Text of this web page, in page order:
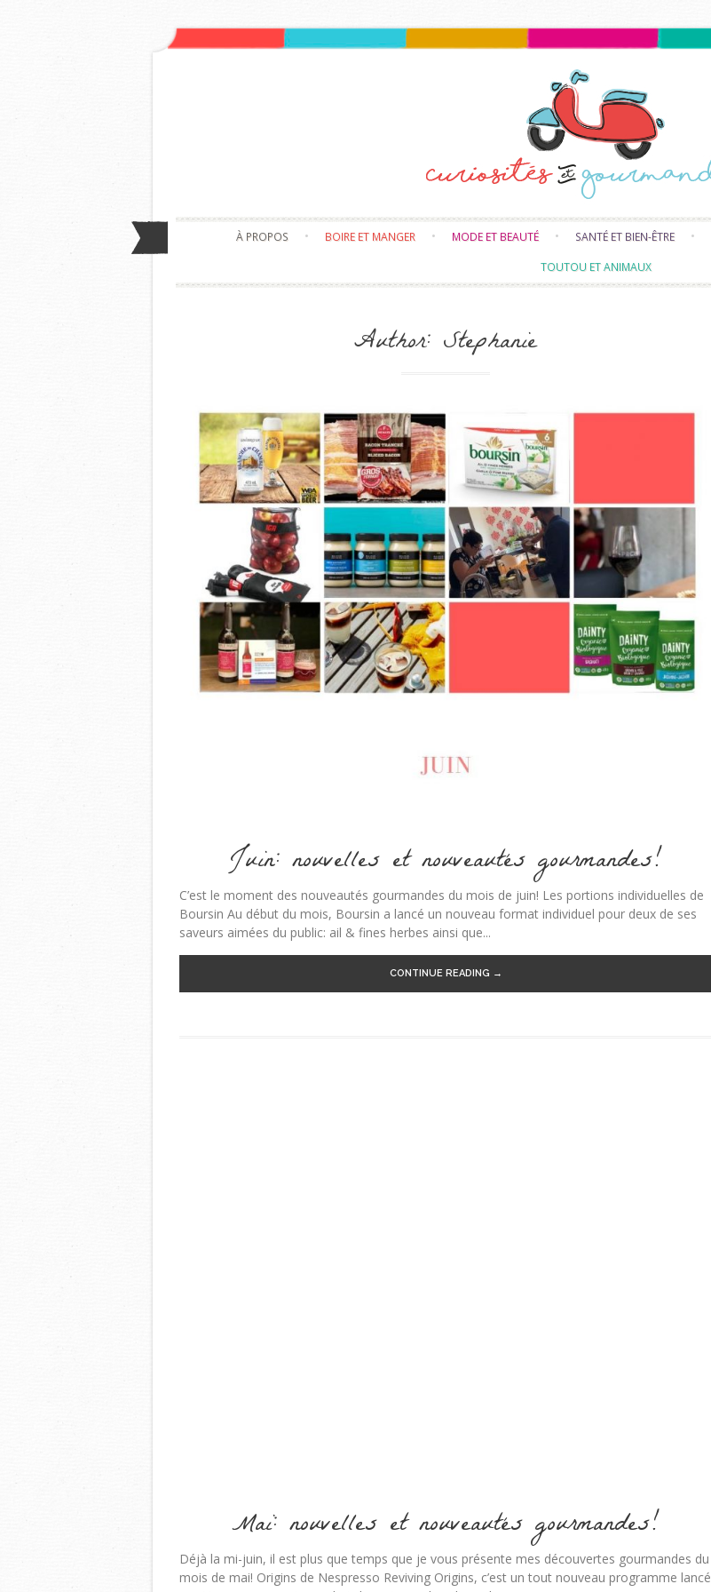
Skip to content
À PROPOS BOIRE ET MANGER MODE ET BEAUTÉ SANTÉ ET BIEN-ÊTRE
TOUTOU ET ANIMAUX
Author: Stephanie
Juin: nouvelles et nouveautés gourmandes!
C’est le moment des nouveautés gourmandes du mois de juin! Les portions individuelles de
Boursin Au début du mois, Boursin a lancé un nouveau format individuel pour deux de ses
saveurs aimées du public: ail & fines herbes ainsi que...
CONTINUE READING →
Mai: nouvelles et nouveautés gourmandes!
Déjà la mi-juin, il est plus que temps que je vous présente mes découvertes gourmandes du
mois de mai! Origins de Nespresso Reviving Origins, c’est un tout nouveau programme lancé